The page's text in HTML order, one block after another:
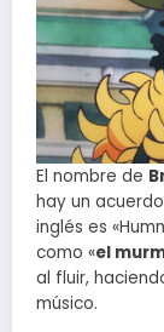
El nombre de
hay un
inglés es
como «el
al fluir,
músico.